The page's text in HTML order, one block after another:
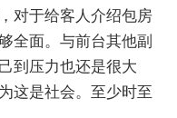
对于给客人介绍包房
全面。与前台其他副
到压力也还是很大
这是社会。至少时至